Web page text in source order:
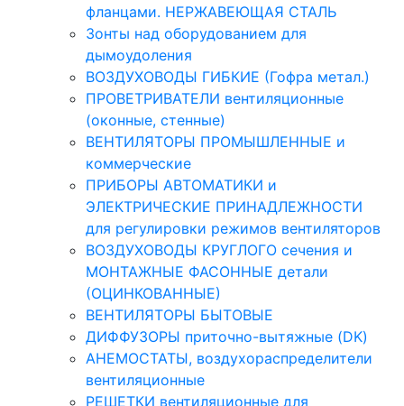
фланцами. НЕРЖАВЕЮЩАЯ СТАЛЬ
Зонты над оборудованием для
дымоудоления
ВОЗДУХОВОДЫ ГИБКИЕ (Гофра метал.)
ПРОВЕТРИВАТЕЛИ вентиляционные
(оконные, стенные)
ВЕНТИЛЯТОРЫ ПРОМЫШЛЕННЫЕ и
коммерческие
ПРИБОРЫ АВТОМАТИКИ и
ЭЛЕКТРИЧЕСКИЕ ПРИНАДЛЕЖНОСТИ
для регулировки режимов вентиляторов
ВОЗДУХОВОДЫ КРУГЛОГО сечения и
МОНТАЖНЫЕ ФАСОННЫЕ детали
(ОЦИНКОВАННЫЕ)
ВЕНТИЛЯТОРЫ БЫТОВЫЕ
ДИФФУЗОРЫ приточно-вытяжные (DK)
АНЕМОСТАТЫ, воздухораспределители
вентиляционные
РЕШЕТКИ вентиляционные для